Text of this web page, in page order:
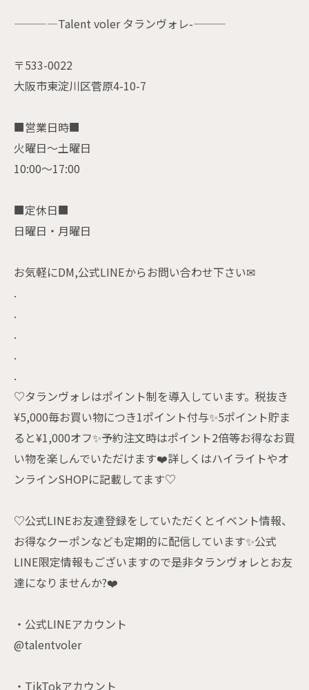
————Talent voler タランヴォレ-———
〒533-0022
大阪市東淀川区菅原4-10-7
■営業日時■
火曜日〜土曜日
10:00〜17:00
■定休日■
日曜日・月曜日
お気軽にDM,公式LINEからお問い合わせ下さい✉
.
.
.
.
.
♡タランヴォレはポイント制を導入しています。税抜き
¥5,000毎お買い物につき1ポイント付与✨5ポイント貯ま
ると¥1,000オフ✨予約注文時はポイント2倍等お得なお買
い物を楽しんでいただけます❤️詳しくはハイライトやオ
ンラインSHOPに記載してます♡
♡公式LINEお友達登録をしていただくとイベント情報、
お得なクーポンなども定期的に配信しています✨公式
LINE限定情報もございますので是非タランヴォレとお友
達になりませんか?❤️
・公式LINEアカウント
@talentvoler
・TikTokアカウント